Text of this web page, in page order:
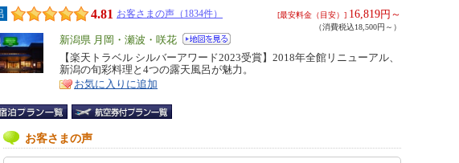
4.81 お客さまの声（1834件） [最安料金（目安）] 16,819円～
（消費税込18,500円～）
エ
リ
ア
新潟県 月岡・瀬波・咲花
特
徴
【楽天トラベル シルバーアワード2023受賞】2018年全館リニューアル、
新潟の旬彩料理と4つの露天風呂が魅力。
お気に入りに追加
お客さまの声